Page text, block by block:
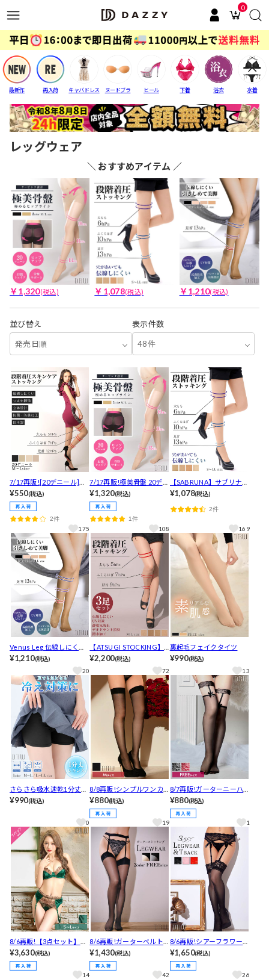
0
最新作 再入荷 キャバドレス ヌードブラ ヒール 下着 浴衣 水着
レッグウェア
＼ おすすめアイテム ／
￥1,320(税込) ￥1,078(税込) ￥1,210(税込)
並び替え
発売日順
表示件数
48件
7/17再販![20デニール]伝
線しにくい段階着圧スキ
ンケアストッキング[レッ
グウェア]
¥550(税込)
2件
175
7/17再販!極美骨盤 20デニ
ールストッキング
¥1,320(税込)
1件
108
【SABRUNA】サブリナ
美しく引き締める着圧ス
¥1,078(税込)
2件
169
Venus Leg 伝線しにくい
引きしめ美脚ストッキン
¥1,210(税込)
20
【ATSUGI STOCKING】
アツギストッキング 引き
しめて美しく。 3足組 ス
トッキング
¥2,200(税込)
72
裏起毛フェイクタイツ
¥990(税込)
13
さらさら吸水速乾1分丈レ
ギンス
¥990(税込)
0
8/8再販!シンプルワンカ
ラーシアーニーハイスト
ッキング
¥880(税込)
19
8/7再販!ガーターニーハ
イストッキング
¥880(税込)
1
8/6再販!【3点セット】ク
ラシックサテンフルール
ブラジャー&Tバック&ガ
ーターベルト[推し]
¥3,630(税込)
14
8/6再販!ガーターベルト
ストッキング
¥1,430(税込)
42
8/6再販!シアーフラワー
格子リボンTバックガータ
ーセット
¥1,650(税込)
26